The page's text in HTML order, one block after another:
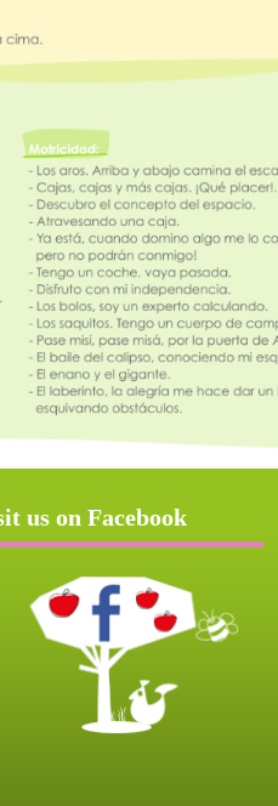
us on Facebook